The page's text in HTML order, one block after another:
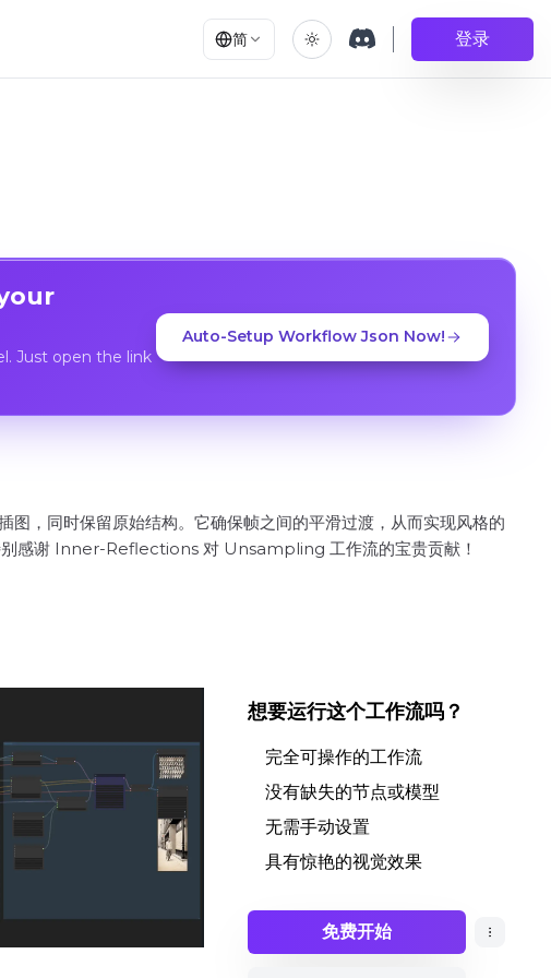
简 登录
Just open the link
Auto-Setup Workflow Json Now!
，同时保留原始结构。它确保帧之间的平滑过渡，从而实现风格的
别感谢 Inner-Reflections 对 Unsampling 工作流的宝贵贡献！
想要运行这个工作流吗？
完全可操作的工作流
没有缺失的节点或模型
无需手动设置
具有惊艳的视觉效果
免费开始